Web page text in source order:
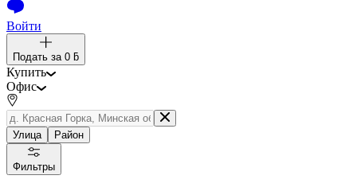
Войти
Подать за 0 ƃ
Купить
Офис
Улица Район
Фильтры